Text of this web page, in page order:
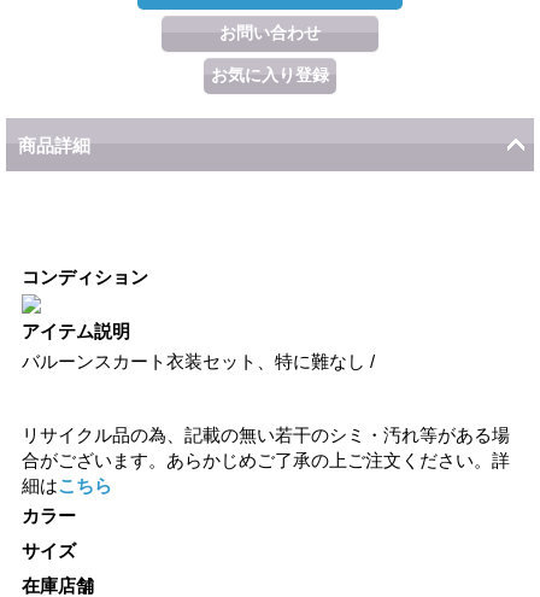
商品詳細
コンディション
アイテム説明
バルーンスカート衣装セット、特に難なし /
リサイクル品の為、記載の無い若干のシミ・汚れ等がある場
合がございます。あらかじめご了承の上ご注文ください。詳
細はこちら
カラー
サイズ
在庫店舗